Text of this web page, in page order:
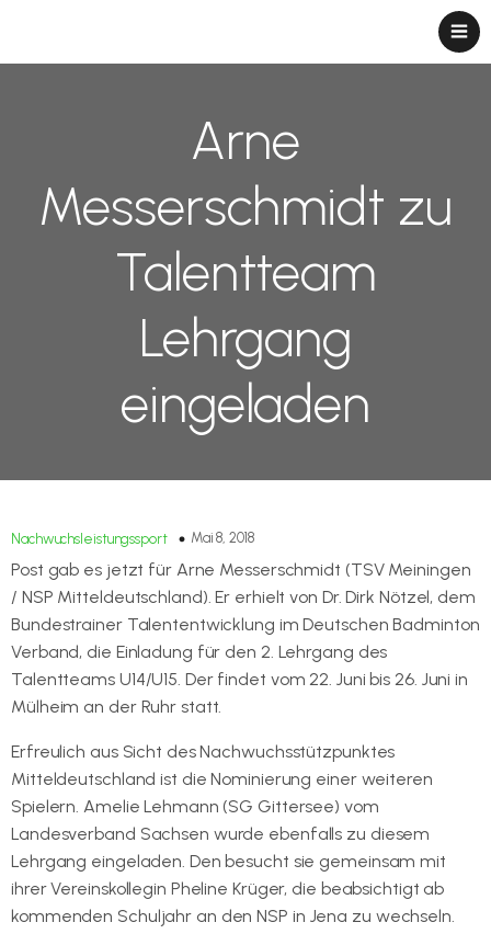
Arne
Messerschmidt zu
Talentteam
Lehrgang
eingeladen
Nachwuchsleistungssport Mai 8, 2018
Post gab es jetzt für Arne Messerschmidt (TSV Meiningen
/ NSP Mitteldeutschland). Er erhielt von Dr. Dirk Nötzel, dem
Bundestrainer Talententwicklung im Deutschen Badminton
Verband, die Einladung für den 2. Lehrgang des
Talentteams U14/U15. Der findet vom 22. Juni bis 26. Juni in
Mülheim an der Ruhr statt.
Erfreulich aus Sicht des Nachwuchsstützpunktes
Mitteldeutschland ist die Nominierung einer weiteren
Spielern. Amelie Lehmann (SG Gittersee) vom
Landesverband Sachsen wurde ebenfalls zu diesem
Lehrgang eingeladen. Den besucht sie gemeinsam mit
ihrer Vereinskollegin Pheline Krüger, die beabsichtigt ab
kommenden Schuljahr an den NSP in Jena zu wechseln.